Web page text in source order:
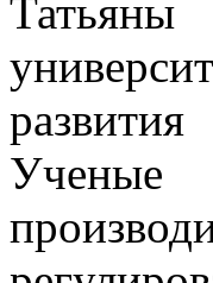
Ученые